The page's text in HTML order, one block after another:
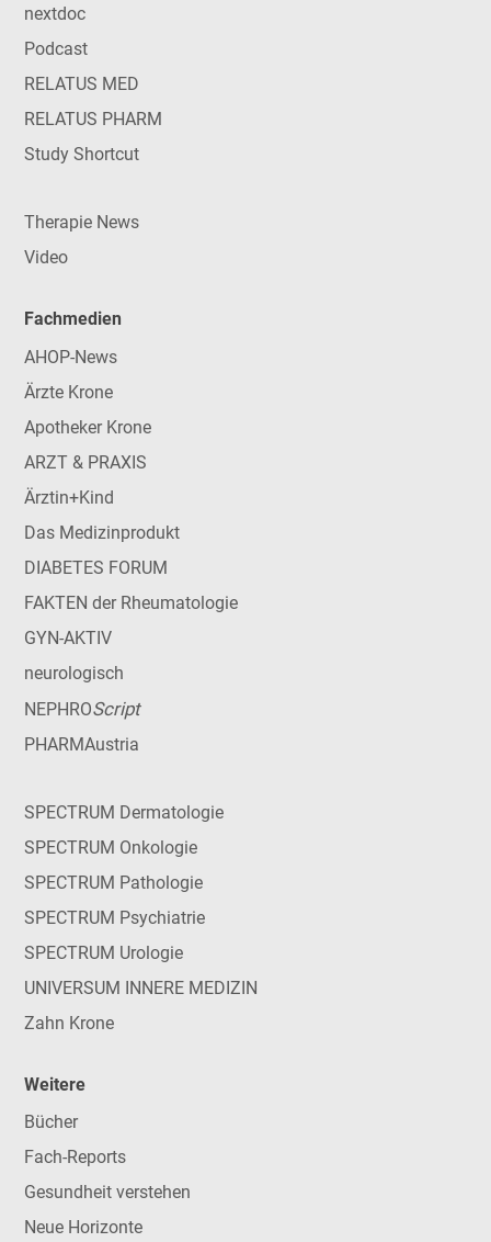
nextdoc
Podcast
RELATUS MED
RELATUS PHARM
Study Shortcut
Therapie News
Video
Fachmedien
AHOP-News
Ärzte Krone
Apotheker Krone
ARZT & PRAXIS
Ärztin+Kind
Das Medizinprodukt
DIABETES FORUM
FAKTEN der Rheumatologie
GYN-AKTIV
neurologisch
NEPHROScript
PHARMAustria
SPECTRUM Dermatologie
SPECTRUM Onkologie
SPECTRUM Pathologie
SPECTRUM Psychiatrie
SPECTRUM Urologie
UNIVERSUM INNERE MEDIZIN
Zahn Krone
Weitere
Bücher
Fach-Reports
Gesundheit verstehen
Neue Horizonte